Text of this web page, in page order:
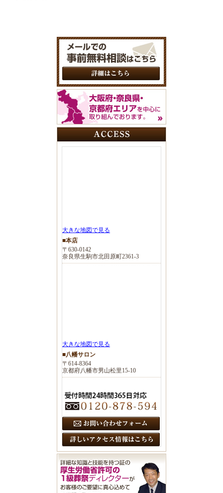
大きな地図で見る
■本店
〒630-0142
奈良県生駒市北田原町2361-3
大きな地図で見る
■八幡サロン
〒614-8364
京都府八幡市男山松里15-10